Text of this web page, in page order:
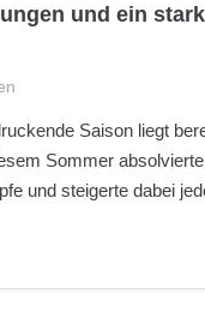
und ein
Saison liegt
Sommer
und steigerte dabei